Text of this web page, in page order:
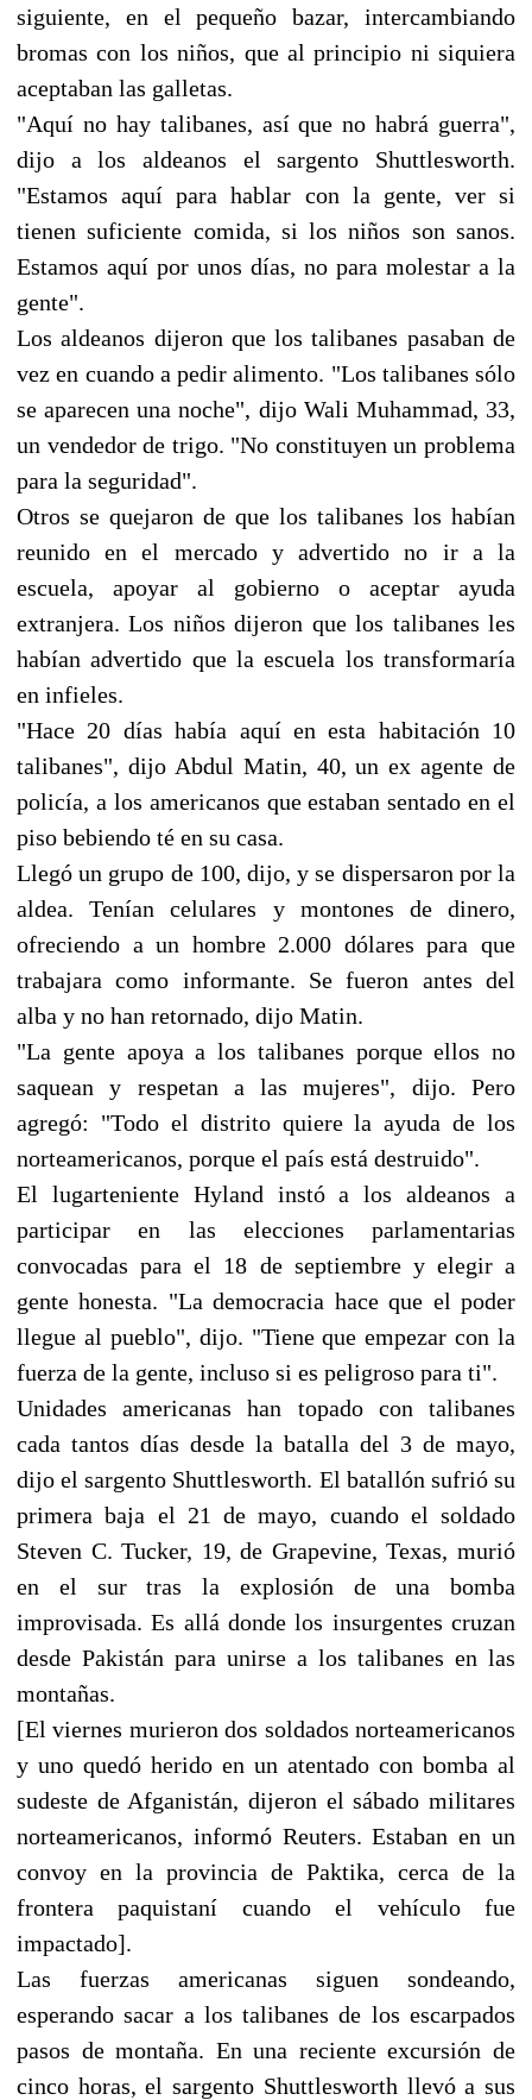
siguiente, en el pequeño bazar, intercambiando
bromas con los niños, que al principio ni siquiera
aceptaban las galletas.
"Aquí no hay talibanes, así que no habrá guerra",
dijo a los aldeanos el sargento Shuttlesworth.
"Estamos aquí para hablar con la gente, ver si
tienen suficiente comida, si los niños son sanos.
Estamos aquí por unos días, no para molestar a la
gente".
Los aldeanos dijeron que los talibanes pasaban de
vez en cuando a pedir alimento. "Los talibanes sólo
se aparecen una noche", dijo Wali Muhammad, 33,
un vendedor de trigo. "No constituyen un problema
para la seguridad".
Otros se quejaron de que los talibanes los habían
reunido en el mercado y advertido no ir a la
escuela, apoyar al gobierno o aceptar ayuda
extranjera. Los niños dijeron que los talibanes les
habían advertido que la escuela los transformaría
en infieles.
"Hace 20 días había aquí en esta habitación 10
talibanes", dijo Abdul Matin, 40, un ex agente de
policía, a los americanos que estaban sentado en el
piso bebiendo té en su casa.
Llegó un grupo de 100, dijo, y se dispersaron por la
aldea. Tenían celulares y montones de dinero,
ofreciendo a un hombre 2.000 dólares para que
trabajara como informante. Se fueron antes del
alba y no han retornado, dijo Matin.
"La gente apoya a los talibanes porque ellos no
saquean y respetan a las mujeres", dijo. Pero
agregó: "Todo el distrito quiere la ayuda de los
norteamericanos, porque el país está destruido".
El lugarteniente Hyland instó a los aldeanos a
participar en las elecciones parlamentarias
convocadas para el 18 de septiembre y elegir a
gente honesta. "La democracia hace que el poder
llegue al pueblo", dijo. "Tiene que empezar con la
fuerza de la gente, incluso si es peligroso para ti".
Unidades americanas han topado con talibanes
cada tantos días desde la batalla del 3 de mayo,
dijo el sargento Shuttlesworth. El batallón sufrió su
primera baja el 21 de mayo, cuando el soldado
Steven C. Tucker, 19, de Grapevine, Texas, murió
en el sur tras la explosión de una bomba
improvisada. Es allá donde los insurgentes cruzan
desde Pakistán para unirse a los talibanes en las
montañas.
[El viernes murieron dos soldados norteamericanos
y uno quedó herido en un atentado con bomba al
sudeste de Afganistán, dijeron el sábado militares
norteamericanos, informó Reuters. Estaban en un
convoy en la provincia de Paktika, cerca de la
frontera paquistaní cuando el vehículo fue
impactado].
Las fuerzas americanas siguen sondeando,
esperando sacar a los talibanes de los escarpados
pasos de montaña. En una reciente excursión de
cinco horas, el sargento Shuttlesworth llevó a sus